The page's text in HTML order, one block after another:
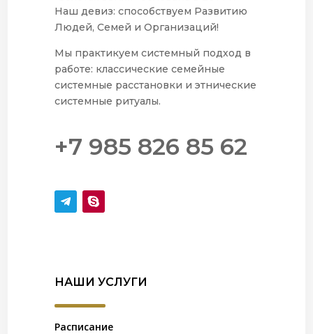
Наш девиз: способствуем Развитию
Людей, Семей и Организаций!
Мы практикуем системный подход в
работе: классические семейные
системные расстановки и этнические
системные ритуалы.
+7 985 826 85 62
НАШИ УСЛУГИ
Расписание